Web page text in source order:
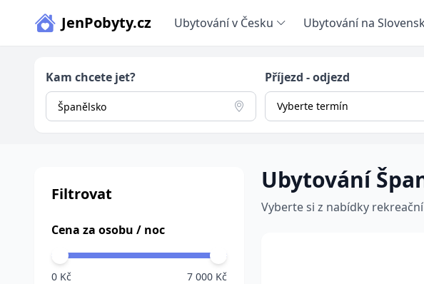
JenPobyty.cz Ubytování v Česku Ubytování na
Kam chcete jet? Příjezd - odjezd
Vyberte termín
Filtrovat
Cena za osobu / noc
0 Kč 7 000 Kč
Ubytování
Vyberte si z nabídky